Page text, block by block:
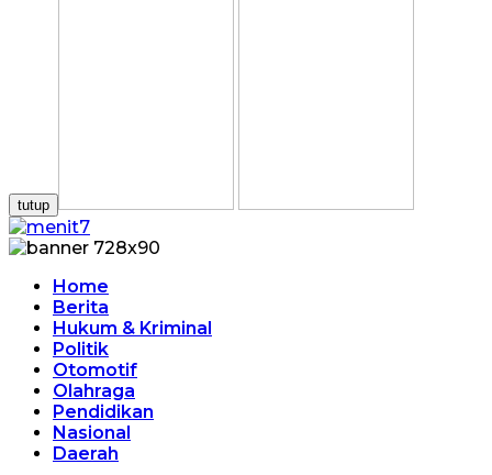
tutup
Home
Berita
Hukum & Kriminal
Politik
Otomotif
Olahraga
Pendidikan
Nasional
Daerah